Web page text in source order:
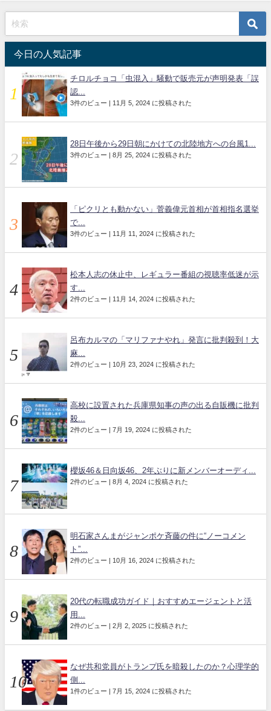
今日の人気記事
チロルチョコ「虫混入」騒動で販売元が声明発表「誤
認...
3件のビュー | 11月 5, 2024 に投稿された
28日午後から29日朝にかけての北陸地方への台風1...
3件のビュー | 8月 25, 2024 に投稿された
「ピクリとも動かない」菅義偉元首相が首相指名選挙
で...
3件のビュー | 11月 11, 2024 に投稿された
松本人志の休止中、レギュラー番組の視聴率低迷が示
す...
2件のビュー | 11月 14, 2024 に投稿された
呂布カルマの「マリファナやれ」発言に批判殺到！大
麻...
2件のビュー | 10月 23, 2024 に投稿された
高校に設置された兵庫県知事の声の出る自販機に批判
殺...
2件のビュー | 7月 19, 2024 に投稿された
櫻坂46＆日向坂46、2年ぶりに新メンバーオーディ...
2件のビュー | 8月 4, 2024 に投稿された
明石家さんまがジャンポケ斉藤の件に“ノーコメン
ト”...
2件のビュー | 10月 16, 2024 に投稿された
20代の転職成功ガイド｜おすすめエージェントと活
用...
2件のビュー | 2月 2, 2025 に投稿された
なぜ共和党員がトランプ氏を暗殺したのか？心理学的
側...
1件のビュー | 7月 15, 2024 に投稿された